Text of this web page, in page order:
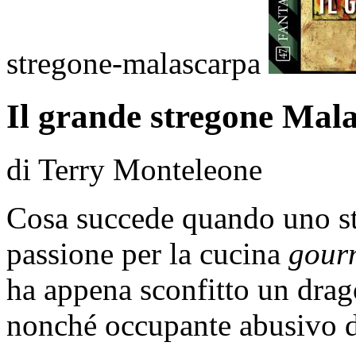
stregone-malascarpa
Il grande stregone
di Terry Monteleone
Cosa succede quando uno
passione per la cucina
ha appena sconfitto un
nonché occupante abusivo